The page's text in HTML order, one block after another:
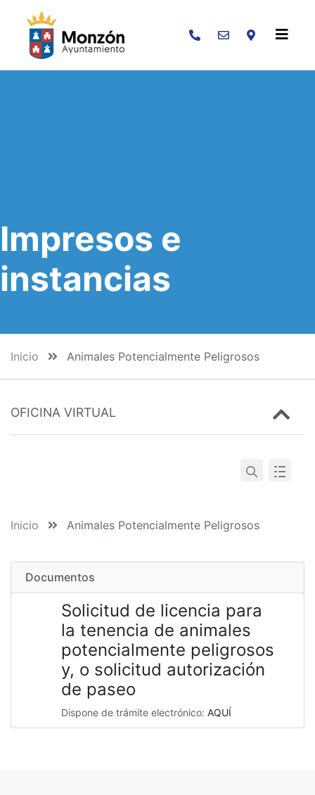
Buscar
Impresos e
instancias
Inicio Animales Potencialmente Peligrosos
OFICINA VIRTUAL
Inicio Animales Potencialmente Peligrosos
Documentos
Solicitud de licencia para
la tenencia de animales
potencialmente peligrosos
y, o solicitud autorización
de paseo
Dispone de trámite electrónico: AQUÍ